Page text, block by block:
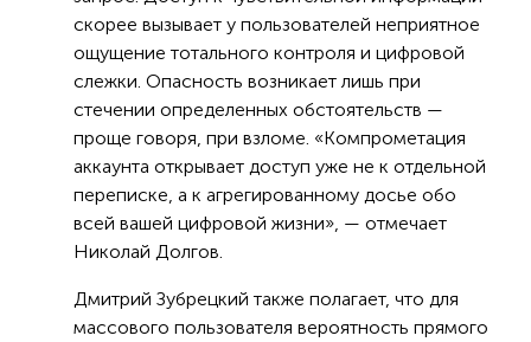
скорее вызывает у пользователей неприятное
ощущение тотального контроля и цифровой
слежки. Опасность возникает лишь при
стечении определенных обстоятельств —
проще говоря, при взломе. «Компрометация
аккаунта открывает доступ уже не к отдельной
переписке, а к агрегированному досье обо
всей вашей цифровой жизни», — отмечает
Николай Долгов.
Дмитрий Зубрецкий также полагает, что для
массового пользователя вероятность прямого